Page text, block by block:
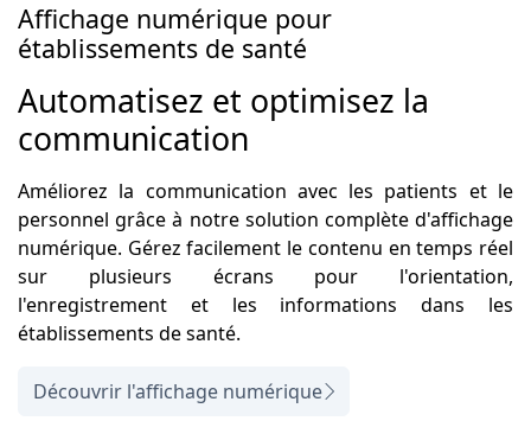
Affichage numérique pour
établissements de santé
Automatisez et optimisez la
communication
Améliorez la communication avec les patients et le
personnel grâce à notre solution complète d'affichage
numérique. Gérez facilement le contenu en temps réel
sur plusieurs écrans pour l'orientation,
l'enregistrement et les informations dans les
établissements de santé.
Découvrir l'affichage numérique